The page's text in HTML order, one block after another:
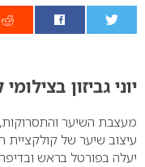
יוני גביזון
מעצבת השיער והתסרוקות,
יעלה בפורטל בראש